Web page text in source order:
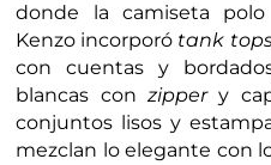
donde la camiseta
Kenzo incorporó tank
con cuentas y
blancas conzippery
conjuntos lisos y
mezclan lo elegante con